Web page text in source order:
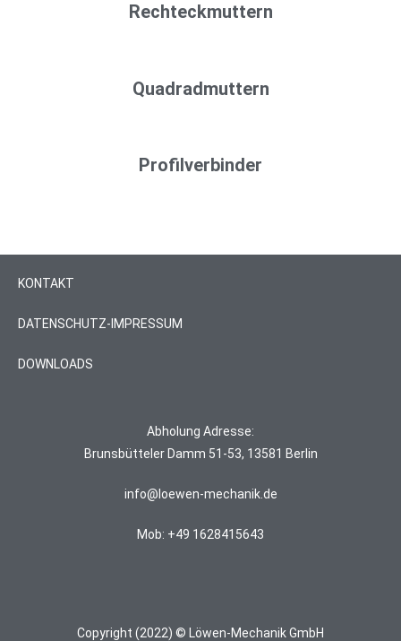
Rechteckmuttern
Quadradmuttern
Profilverbinder
KONTAKT
DATENSCHUTZ-IMPRESSUM
DOWNLOADS
Abholung Adresse:
Brunsbütteler Damm 51-53, 13581 Berlin
info@loewen-mechanik.de
Mob: +49 1628415643
Copyright (2022) © Löwen-Mechanik GmbH